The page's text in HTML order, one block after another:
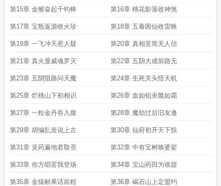
第15章 金猴奋起千钧棒 第16章 桃花影落收神煞
第17章 宝瓶返源收火珍 第18章 五毒困仙收雷蛛
第19章 一飞冲天惹人疑 第20章 真相至简无人信
第21章 真火显威魂罗灭 第22章 五阴大成前路无
第23章 五阴阻路问天魔 第24章 生死关头悟天机
第25章 烂桃山下初相识 第26章 血如铅汞髓如霜
第27章 一粒金丹吞入腹 第28章 魔劫过后旧友逢
第29章 胡编乱造说上古 第30章 仙府初开天下惊
第31章 灵药遍地君取否 第32章 中有宝树唤婆娑
第33章 你方唱罢我登场 第34章 宝山药田为谁甜
第35章 金猿献果话前程 第36章 碣石山上定盟约